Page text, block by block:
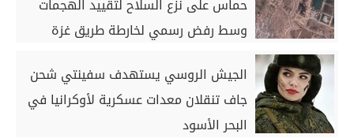
حماس على نزع السلاح لتقييد الهجمات
وسط رفض رسمي لخارطة طريق غزة
الجيش الروسي يستهدف سفينتي شحن
جاف تنقلان معدات عسكرية لأوكرانيا في
البحر الأسود